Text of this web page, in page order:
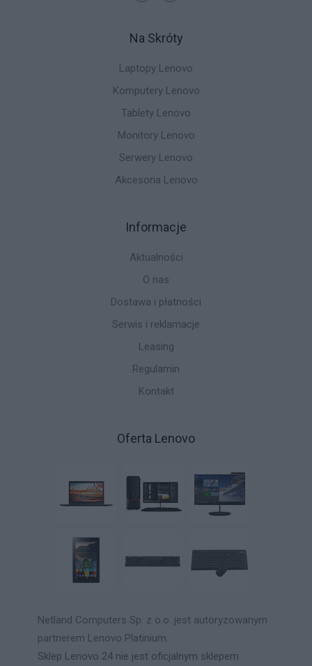
Na Skróty
Laptopy Lenovo
Komputery Lenovo
Tablety Lenovo
Monitory Lenovo
Serwery Lenovo
Akcesoria Lenovo
Informacje
Aktualności
O nas
Dostawa i płatności
Serwis i reklamacje
Leasing
Regulamin
Kontakt
Oferta Lenovo
Netland Computers Sp. z o.o. jest autoryzowanym
partnerem Lenovo Platinium.
Sklep Lenovo 24 nie jest oficjalnym sklepem